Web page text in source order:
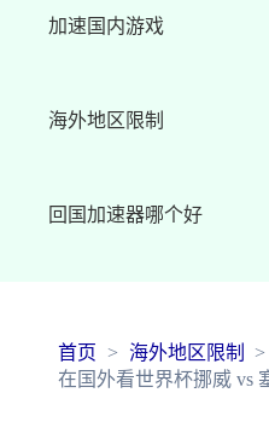
加速国内游戏
海外地区限制
回国加速器哪个好
首页
海外地区限制
在国外看世界杯挪威 vs